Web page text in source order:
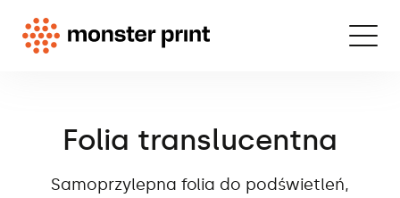
Folia translucentna
Samoprzylepna folia do podświetleń,